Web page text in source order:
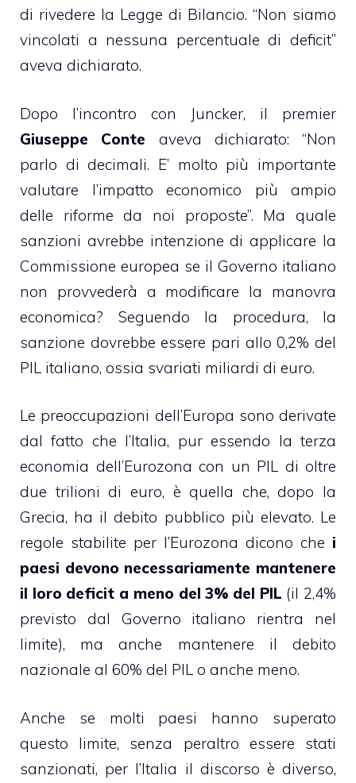
di rivedere la Legge di Bilancio. “Non siamo
vincolati a nessuna percentuale di deficit”
aveva dichiarato.
Dopo l’incontro con Juncker, il premier
Giuseppe Conte aveva dichiarato: “Non
parlo di decimali. E’ molto più importante
valutare l’impatto economico più ampio
delle riforme da noi proposte”. Ma quale
sanzioni avrebbe intenzione di applicare la
Commissione europea se il Governo italiano
non provvederà a modificare la manovra
economica? Seguendo la procedura, la
sanzione dovrebbe essere pari allo 0,2% del
PIL italiano, ossia svariati miliardi di euro.
Le preoccupazioni dell’Europa sono derivate
dal fatto che l’Italia, pur essendo la terza
economia dell’Eurozona con un PIL di oltre
due trilioni di euro, è quella che, dopo la
Grecia, ha il debito pubblico più elevato. Le
regole stabilite per l’Eurozona dicono che i
paesi devono necessariamente mantenere
il loro deficit a meno del 3% del PIL (il 2,4%
previsto dal Governo italiano rientra nel
limite), ma anche mantenere il debito
nazionale al 60% del PIL o anche meno.
Anche se molti paesi hanno superato
questo limite, senza peraltro essere stati
sanzionati, per l’Italia il discorso è diverso,